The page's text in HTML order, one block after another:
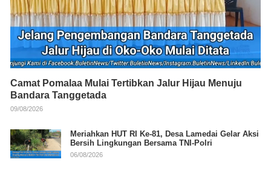
Camat Pomalaa Mulai Tertibkan Jalur Hijau Menuju
Bandara Tanggetada
09/08/2026
Meriahkan HUT RI Ke-81, Desa Lamedai Gelar Aksi
Bersih Lingkungan Bersama TNI-Polri
06/08/2026